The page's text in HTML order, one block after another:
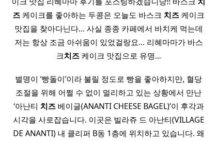
즈 케이크를 좋아하는 두콩은 오늘도 바스크 치즈 케이크
맛집을 찾아다닌다… 사실 종종 카페에서 바치케 먹는데
저는 항상 조금 아쉬움이 있었걸랑요… 리혜마마가 바스
크치즈케이크 맛집으로 유명…
별명이 ‘빵돌이’이라 불릴 정도로 빵을 좋아하지만, 혈당
조절을 위해 어쩔 수 없이 멀리하고 있는 상황에서 만난
‘아난티 치즈베이글(ANANTI CHEESE BAGEL)’이 후각과
시각을 사로잡습니다. 이곳은 빌라쥬 드 아난티(VILLAGE
DE ANANTI) 내 클리퍼 B동 1층에 위치하고 있습니다. 왜